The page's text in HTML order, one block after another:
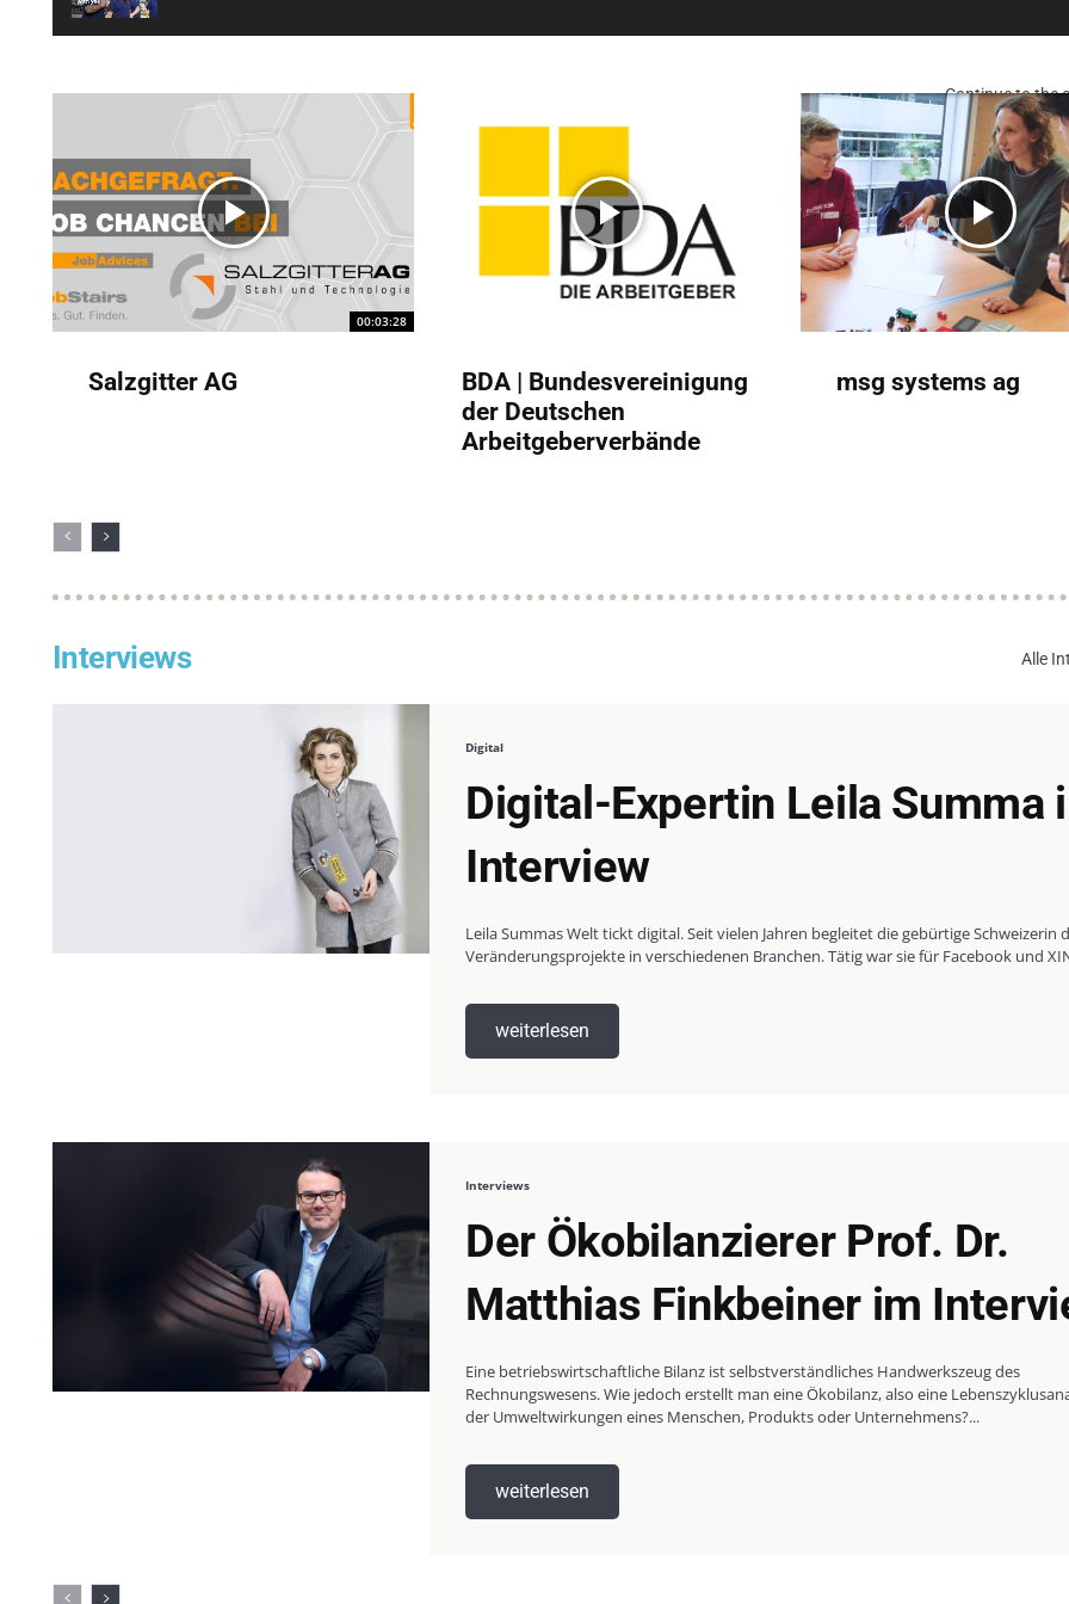
Continue to the
00:03:28
Salzgitter AG
BDA | Bundesvereinigung
der Deutschen
Arbeitgeberverbände
msg systems ag
Interviews Alle
Digital
Digital-Expertin Leila Summa
Interview
Leila Summas Welt tickt digital. Seit vielen Jahren begleitet die gebürtige Schweizerin
Veränderungsprojekte in verschiedenen Branchen. Tätig war sie für Facebook und
weiterlesen
Interviews
Der Ökobilanzierer Prof. Dr.
Matthias Finkbeiner im
Eine betriebswirtschaftliche Bilanz ist selbstverständliches Handwerkszeug des
Rechnungswesens. Wie jedoch erstellt man eine Ökobilanz, also eine
der Umweltwirkungen eines Menschen, Produkts oder Unternehmens?...
weiterlesen